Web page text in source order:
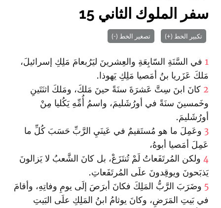
سفر الملوك الثاني 15
تكبير الخط (+) تصغير الخط (-)
1 في السَّنَةِ السّابِعَةِ والعِشرينَ ليَرُبعامَ مَلِكِ إسرائيلَ،
مَلكَ عَزَريا بنُ أمَصيا مَلِكِ يَهوذا.
2 كانَ ابنَ سِتَّ عَشرَةَ سنَةً حينَ مَلكَ، ومَلكَ اثنَتَينِ
وخَمسينَ سنَةً في أورُشَليمَ، واسمُ أُمِّهِ يَكُليا مِنْ
أورُشَليمَ.
3 وعَمِلَ ما هو مُستَقيمٌ في عَينَيِ الرَّبِّ حَسَبَ كُلِّ ما
عَمِلَ أمَصيا أبوهُ،
4 ولكن المُرتَفَعاتُ لَمْ تُنتَزَعْ، بل كانَ الشَّعبُ لا يَزالونَ
يَذبَحونَ ويوقِدونَ علَى المُرتَفَعاتِ.
5 وضَرَبَ الرَّبُّ المَلِكَ فكانَ أبرَصَ إلَى يومِ وفاتِهِ، وأقامَ
في بَيتِ المَرَضِ، وكانَ يوثامُ ابنُ المَلِكِ علَى البَيتِ